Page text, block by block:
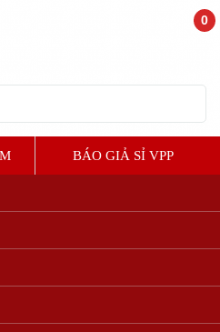
BÁO GIẢ SỈ VPP
CẮT BĂNG KEO
0